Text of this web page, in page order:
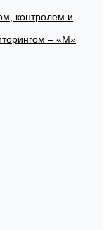
контролем и
– «М»